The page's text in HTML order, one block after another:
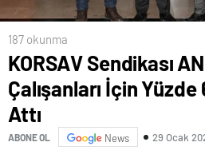
187 okunma
KORSAV Sendikası
Çalışanları İçin Yüzde
Attı
ABONE OL News 29 Ocak